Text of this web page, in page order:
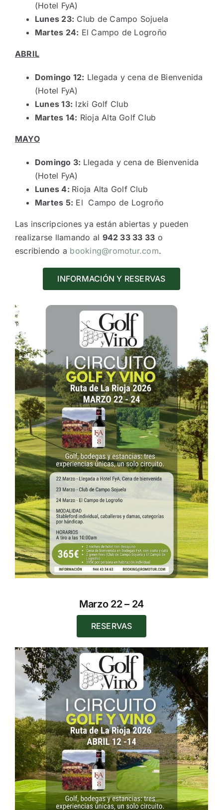
(Hotel FyA)
Lunes 23: Club de Campo Sojuela
Martes 24: El Campo de Logroño
ABRIL
Domingo 12: Llegada y cena de Bienvenida
(Hotel FyA)
Lunes 13: Izki Golf Club
Martes 14: Rioja Alta Golf Club
MAYO
Domingo 3: Llegada y cena de Bienvenida
(Hotel FyA)
Lunes 4: Rioja Alta Golf Club
Martes 5: El Campo de Logroño
Las inscripciones ya están abiertas y pueden
realizarse llamando al 942 33 33 33 o
escribiendo a booking@romotur.com.
INFORMACIÓN Y RESERVAS
Marzo 22 – 24
RESERVAS